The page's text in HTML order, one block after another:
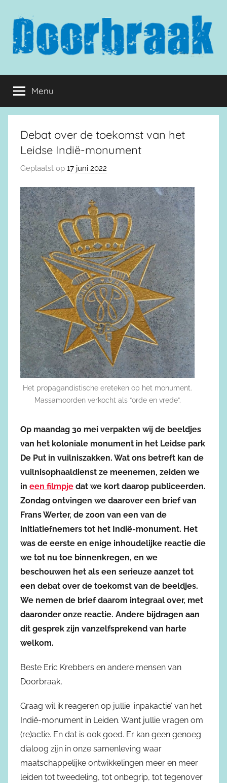
inhoud
springen
Doorbraak.eu
Menu
Debat over de toekomst van het
Leidse Indië-monument
Geplaatst op 17 juni 2022
Het propagandistische ereteken op het monument.
Massamoorden verkocht als “orde en vrede”.
Op maandag 30 mei verpakten wij de beeldjes
van het koloniale monument in het Leidse park
De Put in vuilniszakken. Wat ons betreft kan de
vuilnisophaaldienst ze meenemen, zeiden we
in een filmpje dat we kort daarop publiceerden.
Zondag ontvingen we daarover een brief van
Frans Werter, de zoon van een van de
initiatiefnemers tot het Indië-monument. Het
was de eerste en enige inhoudelijke reactie die
we tot nu toe binnenkregen, en we
beschouwen het als een serieuze aanzet tot
een debat over de toekomst van de beeldjes.
We nemen de brief daarom integraal over, met
daaronder onze reactie. Andere bijdragen aan
dit gesprek zijn vanzelfsprekend van harte
welkom.
Beste Eric Krebbers en andere mensen van
Doorbraak,
Graag wil ik reageren op jullie ‘inpakactie’ van het
Indië-monument in Leiden. Want jullie vragen om
(re)actie. En dat is ook goed. Er kan geen genoeg
dialoog zijn in onze samenleving waar
maatschappelijke ontwikkelingen meer en meer
leiden tot tweedeling, tot onbegrip, tot tegenover